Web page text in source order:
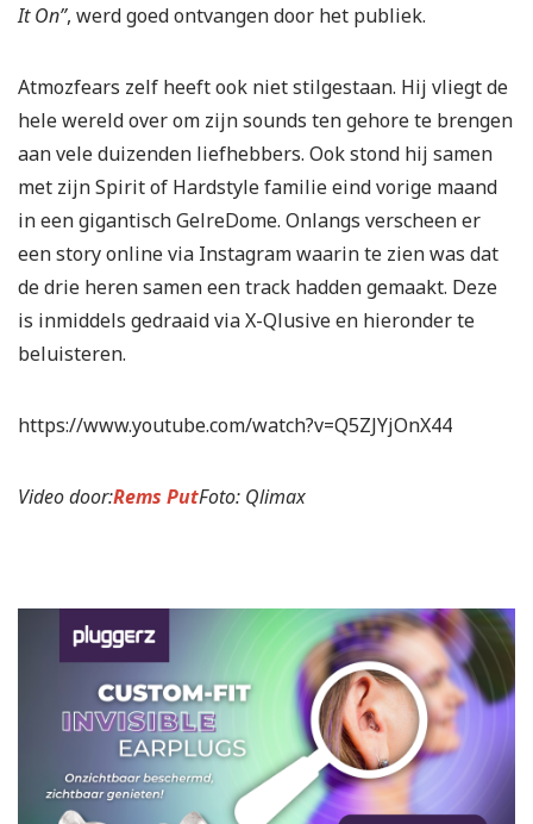
It On”, werd goed ontvangen door het publiek.
Atmozfears zelf heeft ook niet stilgestaan. Hij vliegt de
hele wereld over om zijn sounds ten gehore te brengen
aan vele duizenden liefhebbers. Ook stond hij samen
met zijn Spirit of Hardstyle familie eind vorige maand
in een gigantisch GelreDome. Onlangs verscheen er
een story online via Instagram waarin te zien was dat
de drie heren samen een track hadden gemaakt. Deze
is inmiddels gedraaid via X-Qlusive en hieronder te
beluisteren.
https://www.youtube.com/watch?v=Q5ZJYjOnX44
Video door:Rems PutFoto: Qlimax